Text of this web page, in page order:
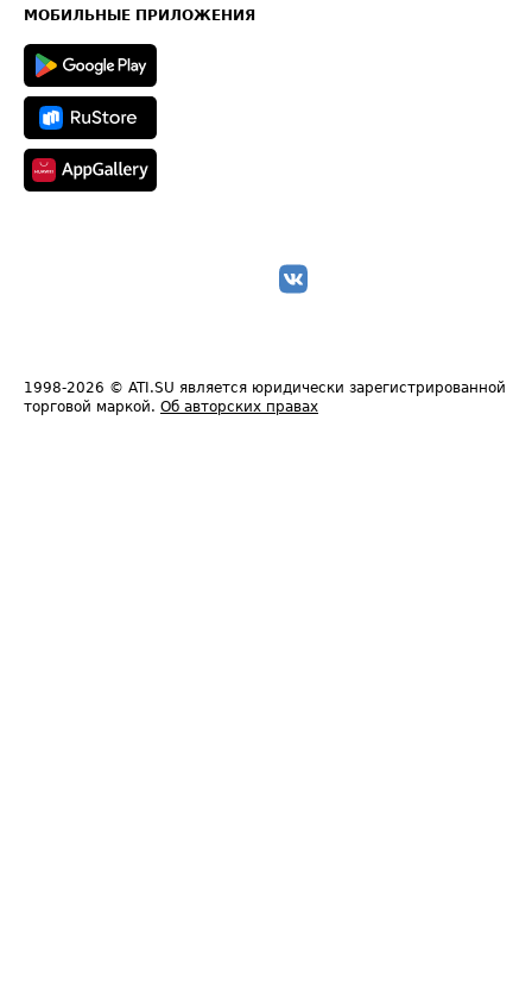
Техническая информация
МОБИЛЬНЫЕ ПРИЛОЖЕНИЯ
1998-2026 © ATI.SU является юридически зарегистрированной
торговой маркой. Об авторских правах